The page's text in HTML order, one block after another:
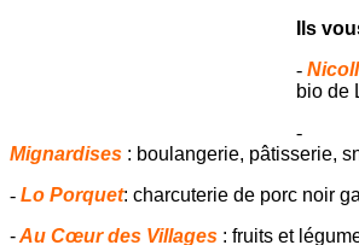
Ils
-
bio de
-
Mignardises : boulangerie, pâtisserie,
- Lo Porquet: charcuterie de porc noir
-Au Cœur des Villages : fruits et